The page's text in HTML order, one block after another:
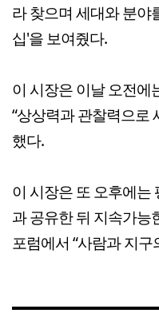
라 찾으며 세대와 분야
십'을 보여줬다.
이 시장은 이날 오전에
“상상력과 관찰력으로
했다.
이 시장은 또 오후에는
과 공유한 뒤 지속가능
포럼에서 “사람과 지